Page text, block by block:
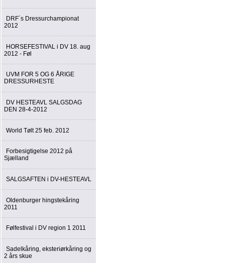
DRF´s Dressurchampionat
2012
HORSEFESTIVAL i DV 18. aug
2012 - Føl
UVM FOR 5 OG 6 ÅRIGE
DRESSURHESTE
DV HESTEAVL SALGSDAG
DEN 28-4-2012
World Tølt 25 feb. 2012
Forbesigtigelse 2012 på
Sjælland
SALGSAFTEN i DV-HESTEAVL
Oldenburger hingstekåring
2011
Følfestival i DV region 1 2011
Sadelkåring, eksteriørkåring og
2 års skue